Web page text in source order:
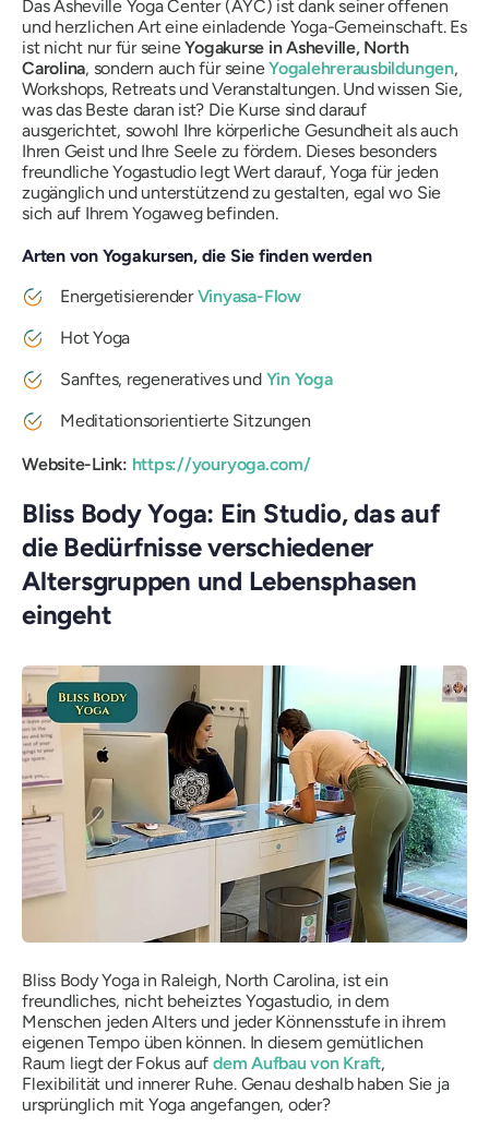
Das Asheville Yoga Center (AYC) ist dank seiner offenen
und herzlichen Art eine einladende Yoga-Gemeinschaft. Es
ist nicht nur für seineYogakurse in Asheville, North
Carolina, sondern auch für seineYogalehrerausbildungen,
Workshops, Retreats und Veranstaltungen. Und wissen Sie,
was das Beste daran ist? Die Kurse sind darauf
ausgerichtet, sowohl Ihre körperliche Gesundheit als auch
Ihren Geist und Ihre Seele zu fördern. Dieses besonders
freundliche Yogastudio legt Wert darauf, Yoga für jeden
zugänglich und unterstützend zu gestalten, egal wo Sie
sich auf Ihrem Yogaweg befinden.
Arten von Yogakursen, die Sie finden werden
EnergetisierenderVinyasa-Flow
Hot Yoga
Sanftes, regeneratives und Yin Yoga
Meditationsorientierte Sitzungen
Website-Link: https://youryoga.com/
Bliss Body Yoga: Ein Studio, das auf
die Bedürfnisse verschiedener
Altersgruppen und Lebensphasen
eingeht
Bliss Body Yoga in Raleigh, North Carolina, ist ein
freundliches, nicht beheiztes Yogastudio, in dem
Menschen jeden Alters und jeder Könnensstufe in ihrem
eigenen Tempo üben können. In diesem gemütlichen
Raum liegt der Fokus auf dem Aufbau von Kraft,
Flexibilität und innerer Ruhe. Genau deshalb haben Sie ja
ursprünglich mit Yoga angefangen, oder?